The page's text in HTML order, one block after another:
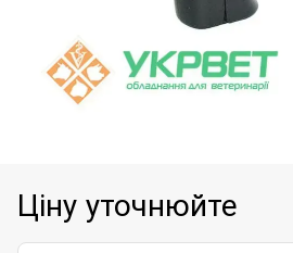
Ціну уточнюйте